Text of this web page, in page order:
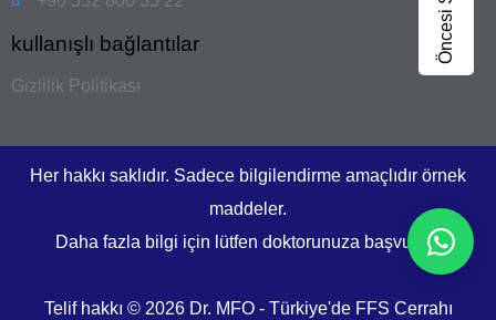
kullanışlı bağlantılar
Gizlilik Politikası
Her hakkı saklıdır. Sadece bilgilendirme amaçlıdır örnek
maddeler.
Daha fazla bilgi için lütfen doktorunuza başvurun.
Telif hakkı © 2026 Dr. MFO - Türkiye'de FFS Cerrahı